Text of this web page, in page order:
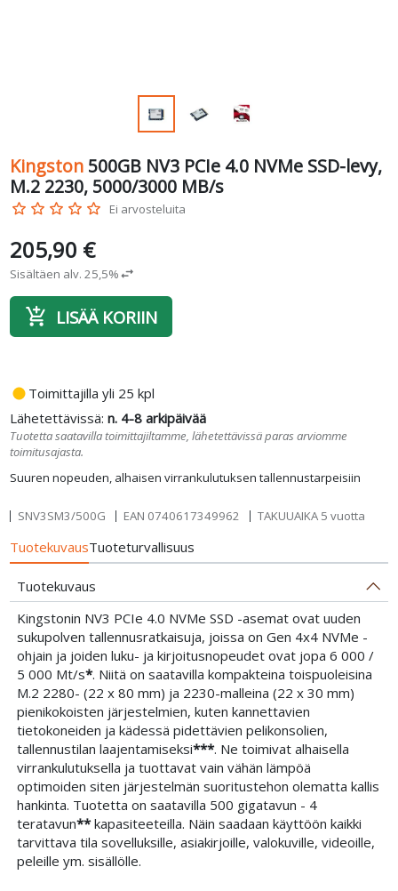
Kingston 500GB NV3 PCIe 4.0 NVMe SSD-levy,
M.2 2230, 5000/3000 MB/s
star_border star_border star_border star_border star_border Ei arvosteluita
Suuren nopeuden, alhaisen virrankulutuksen tallennustarpeisiin
205,90 €
Sisältäen alv. 25,5%swap_horiz
add_shopping_cart LISÄÄ KORIIN
fiber_manual_record Toimittajilla yli 25 kpl
Lähetettävissä:n. 4-8 arkipäivää
Tuotetta saatavilla toimittajiltamme, lähetettävissä paras arviomme
toimitusajasta.
SNV3SM3/500G EAN 0740617349962 TAKUUAIKA 5 vuotta
TuotekuvausTuoteturvallisuus
Tuotekuvaus
Kingstonin NV3 PCIe 4.0 NVMe SSD -asemat ovat uuden
sukupolven tallennusratkaisuja, joissa on Gen 4x4 NVMe -
ohjain ja joiden luku- ja kirjoitusnopeudet ovat jopa 6 000 /
5 000 Mt/s*. Niitä on saatavilla kompakteina toispuoleisina
M.2 2280- (22 x 80 mm) ja 2230-malleina (22 x 30 mm)
pienikokoisten järjestelmien, kuten kannettavien
tietokoneiden ja kädessä pidettävien pelikonsolien,
tallennustilan laajentamiseksi***. Ne toimivat alhaisella
virrankulutuksella ja tuottavat vain vähän lämpöä
optimoiden siten järjestelmän suoritustehon olematta kallis
hankinta. Tuotetta on saatavilla 500 gigatavun - 4
teratavun**kapasiteeteilla. Näin saadaan käyttöön kaikki
tarvittava tila sovelluksille, asiakirjoille, valokuville, videoille,
peleille ym. sisällölle.